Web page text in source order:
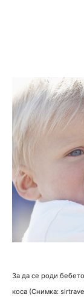
За да се роди
коса (Снимка: